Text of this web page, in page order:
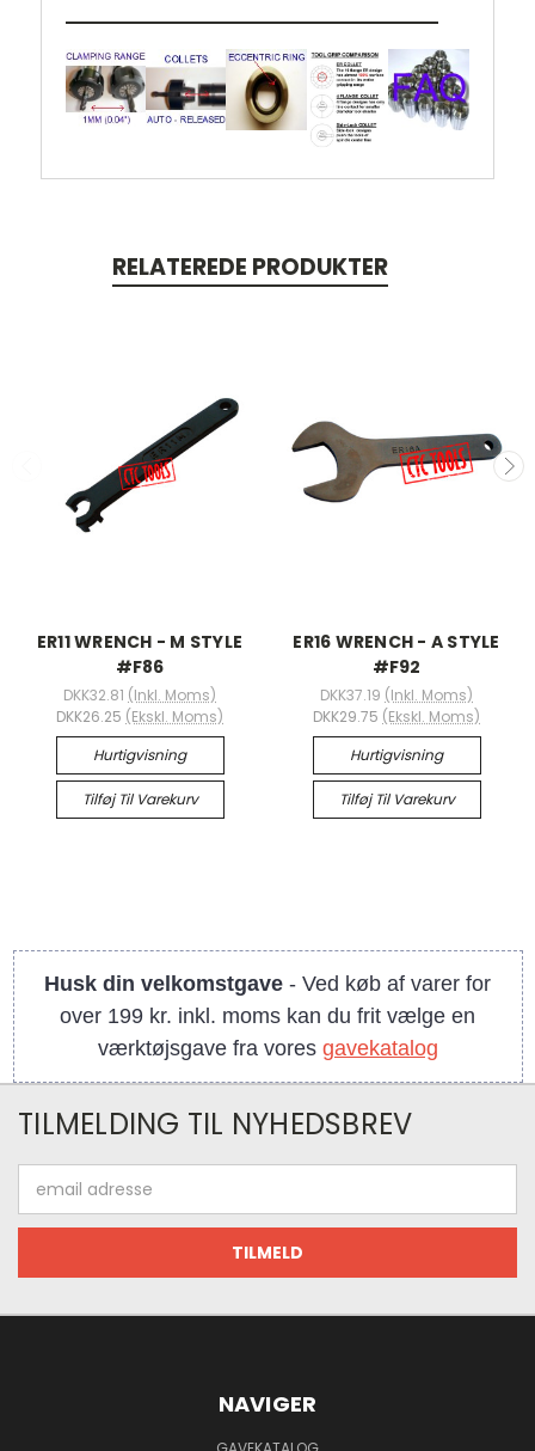
RELATEREDE PRODUKTER
ER11 WRENCH - M STYLE
#F86
DKK32.81 (Inkl. Moms)
DKK26.25 (Ekskl. Moms)
Hurtigvisning
Tilføj Til Varekurv
ER16 WRENCH - A STYLE
#F92
DKK37.19 (Inkl. Moms)
DKK29.75 (Ekskl. Moms)
Hurtigvisning
Tilføj Til Varekurv
Husk din velkomstgave - Ved køb af varer for
over 199 kr. inkl. moms kan du frit vælge en
værktøjsgave fra vores gavekatalog
TILMELDING TIL NYHEDSBREV
adresse
NAVIGER